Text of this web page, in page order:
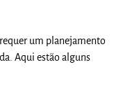
um planejamento
Aqui estão alguns